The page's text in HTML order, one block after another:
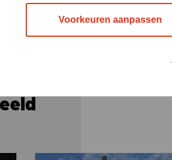
Voorkeuren aanpassen
termijn.